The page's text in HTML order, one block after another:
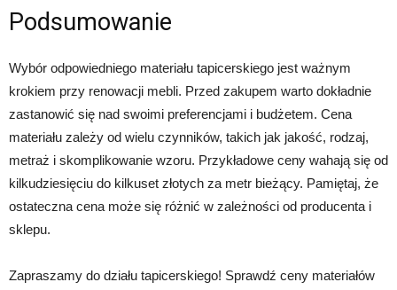
Podsumowanie
Wybór odpowiedniego materiału tapicerskiego jest ważnym
krokiem przy renowacji mebli. Przed zakupem warto dokładnie
zastanowić się nad swoimi preferencjami i budżetem. Cena
materiału zależy od wielu czynników, takich jak jakość, rodzaj,
metraż i skomplikowanie wzoru. Przykładowe ceny wahają się od
kilkudziesięciu do kilkuset złotych za metr bieżący. Pamiętaj, że
ostateczna cena może się różnić w zależności od producenta i
sklepu.
Zapraszamy do działu tapicerskiego! Sprawdź ceny materiałów